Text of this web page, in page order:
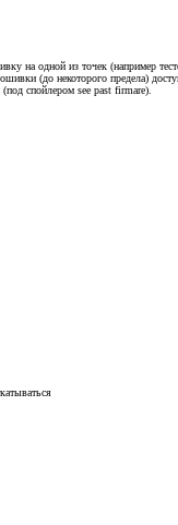
на одной из точек (например
(до некоторого предела)
спойлером see past firmare).